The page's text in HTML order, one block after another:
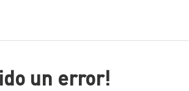
un error!